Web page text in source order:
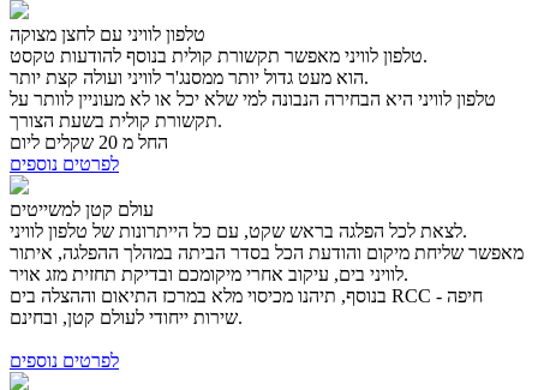
טלפון לוויני עם לחצן מצוקה
טלפון לוויני מאפשר תקשורת קולית בנוסף להודעות טקסט.
הוא מעט גדול יותר ממסנג'ר לוויני ועולה קצת יותר.
טלפון לוויני היא הבחירה הנבונה למי שלא יכל או לא מעוניין לוותר על
תקשורת קולית בשעת הצורך.
החל מ 20 שקלים ליום
לפרטים נוספים
עולם קטן למשייטים
לצאת לכל הפלגה בראש שקט, עם כל הייתרונות של טלפון לוויני.
מאפשר שליחת מיקום והודעת הכל בסדר הביתה במהלך ההפלגה, איתור
לוויני בים, עיקוב אחרי מיקומכם ובדיקת תחזית מזג אויר.
בנוסף, תיהנו מכיסוי מלא במרכז התיאום וההצלה בים RCC חיפה -
שירות ייחודי לעולם קטן, ובחינם.
לפרטים נוספים